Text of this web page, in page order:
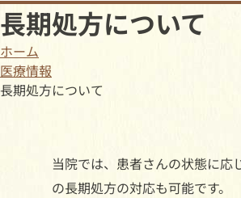
長期処方について
ホーム
医療情報
長期処方について
当院では、患者さんの状態に応
の長期処方の対応も可能です。